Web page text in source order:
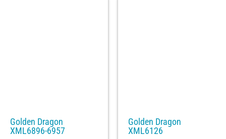
Golden Dragon
XML6896-6957
Golden Dragon
XML6126